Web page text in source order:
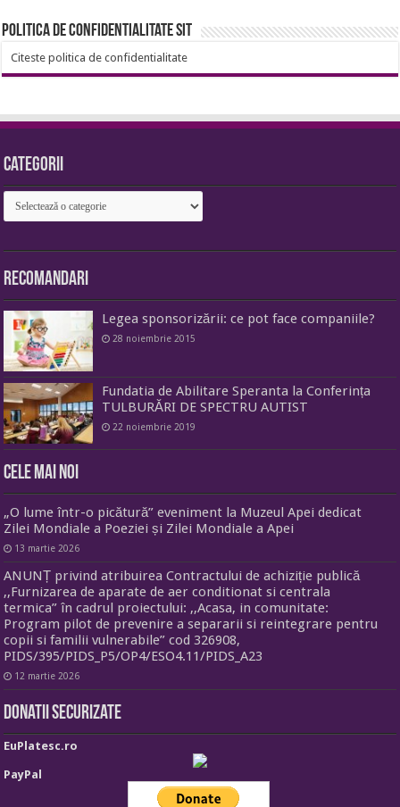
Politica de confidentialitate sit
Citeste politica de confidentialitate
Categorii
Categorii
Recomandari
Legea sponsorizării: ce pot face companiile?
28 noiembrie 2015
Fundatia de Abilitare Speranta la Conferința
TULBURĂRI DE SPECTRU AUTIST
22 noiembrie 2019
Cele mai noi
„O lume într-o picătură” eveniment la Muzeul Apei dedicat
Zilei Mondiale a Poeziei și Zilei Mondiale a Apei
13 martie 2026
ANUNȚ privind atribuirea Contractului de achiziție publică
,,Furnizarea de aparate de aer conditionat si centrala
termica” în cadrul proiectului: ,,Acasa, in comunitate:
Program pilot de prevenire a separarii si reintegrare pentru
copii si familii vulnerabile” cod 326908,
PIDS/395/PIDS_P5/OP4/ESO4.11/PIDS_A23
12 martie 2026
Donatii securizate
EuPlatesc.ro
PayPal